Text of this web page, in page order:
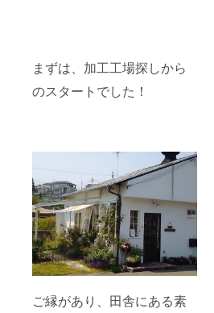
まずは、加工工場探しから
のスタートでした！
ご縁があり、田舎にある素